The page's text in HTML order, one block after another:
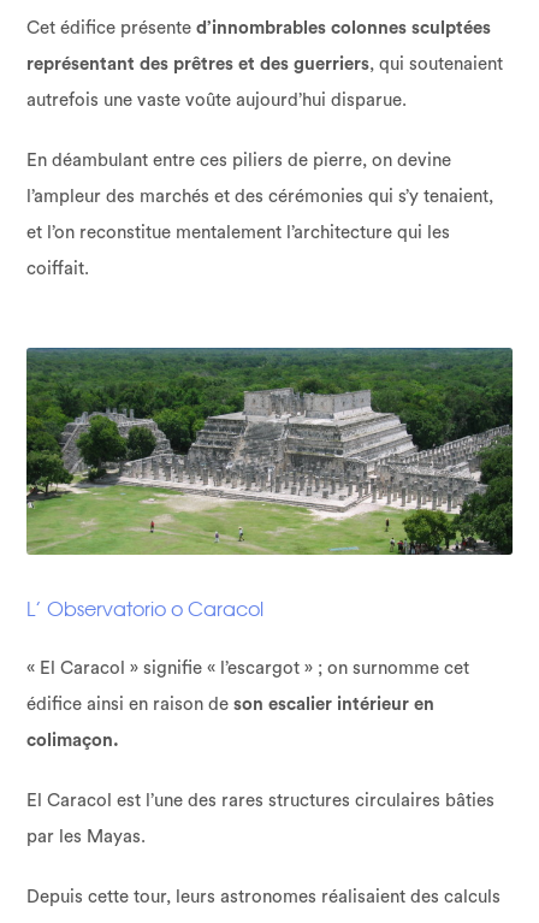
Cet édifice présented’innombrables colonnes sculptées
représentant des prêtres et des guerriers, qui soutenaient
autrefois une vaste voûte aujourd’hui disparue.
En déambulant entre ces piliers de pierre, on devine
l’ampleur des marchés et des cérémonies qui s’y tenaient,
et l’on reconstitue mentalement l’architecture qui les
coiffait.
L’ Observatorio o Caracol
« El Caracol » signifie « l’escargot » ; on surnomme cet
édifice ainsi en raison deson escalier intérieur en
colimaçon.
El Caracol est l’une des rares structures circulaires bâties
par les Mayas.
Depuis cette tour, leurs astronomes réalisaient des calculs